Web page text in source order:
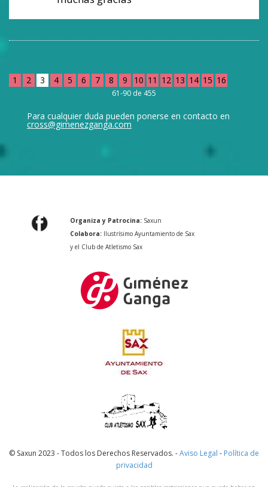
1 2 3 4 5 6 7 8 9 10 11 12 13 14 15 16
61-90 de 455
Para cualquier duda pueden ponerse en contacto en
cross@gimenezganga.com
Organiza y Patrocina: Saxun
Colabora: Ilustrísimo Ayuntamiento de Sax
y el Club de Atletismo Sax
© Saxun 2023 - Todos los Derechos Reservados. -Aviso Legal - Política de
privacidad